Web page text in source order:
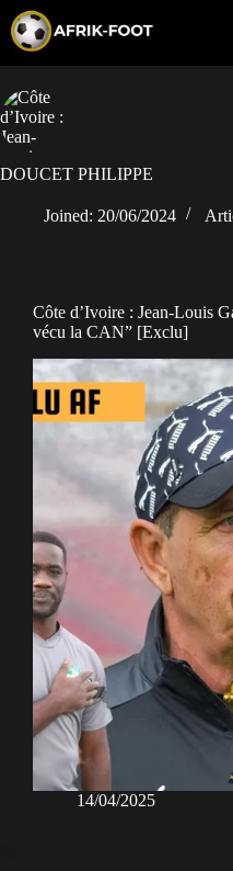
p
o
c
o
n
t
DOUCET PHILIPPE
Joined: 20/06/2024
Côte d’Ivoire : Jean-Louis
vécu la CAN” [Exclu]
14/04/2025